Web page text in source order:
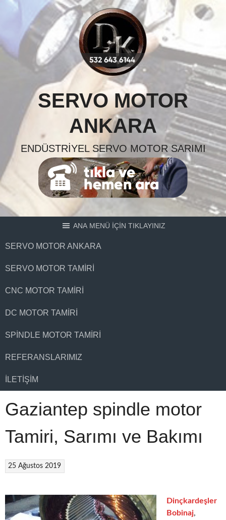
Skip
content
SERVO MOTOR
ANKARA
ENDÜSTRIYEL SERVO MOTOR SARIMI
ANA MENÜ İÇİN TIKLAYINIZ
SERVO MOTOR ANKARA
SERVO MOTOR TAMIRI
CNC MOTOR TAMIRI
DC MOTOR TAMIRI
SPINDLE MOTOR TAMIRI
REFERANSLARIMIZ
İLETIŞIM
Gaziantep spindle motor
Tamiri, Sarımı ve Bakımı
25 Ağustos 2019
Dinçkardeşler
Bobinaj,